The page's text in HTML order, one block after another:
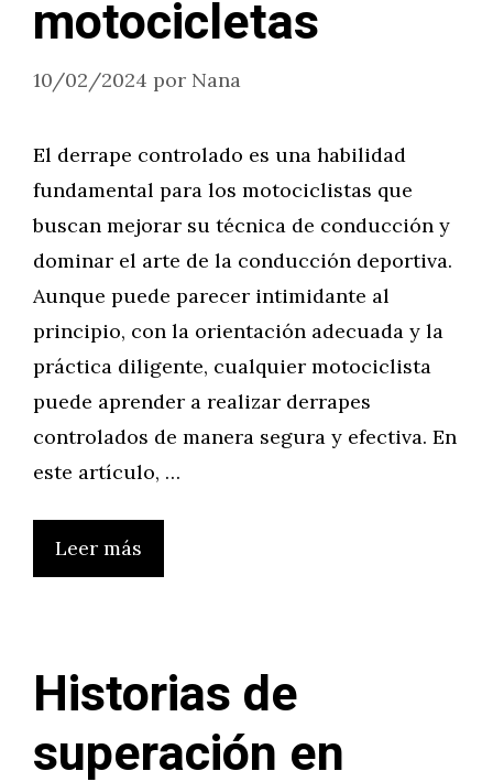
motocicletas
10/02/2024 por Nana
El derrape controlado es una habilidad
fundamental para los motociclistas que
buscan mejorar su técnica de conducción y
dominar el arte de la conducción deportiva.
Aunque puede parecer intimidante al
principio, con la orientación adecuada y la
práctica diligente, cualquier motociclista
puede aprender a realizar derrapes
controlados de manera segura y efectiva. En
este artículo, …
Leer más
Historias de
superación en